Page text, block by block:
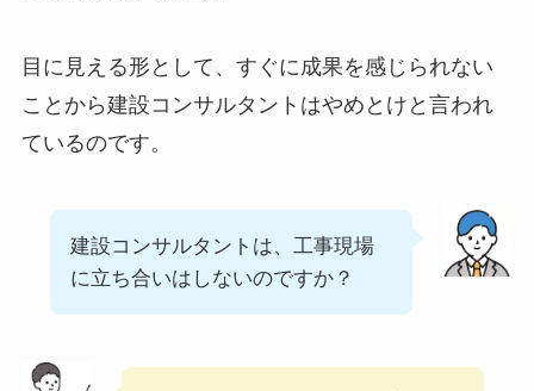
目に見える形として、すぐに成果を感じられない
ことから建設コンサルタントはやめとけと言われ
ているのです。
建設コンサルタントは、工事現場
に立ち合いはしないのですか？